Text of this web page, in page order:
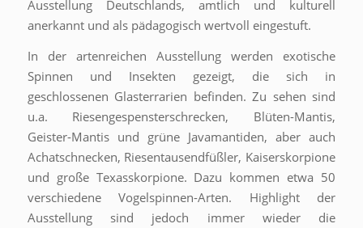
Ausstellung Deutschlands, amtlich und kulturell
anerkannt und als pädagogisch wertvoll eingestuft.
In der artenreichen Ausstellung werden exotische
Spinnen und Insekten gezeigt, die sich in
geschlossenen Glasterrarien befinden. Zu sehen sind
u.a. Riesengespensterschrecken, Blüten-Mantis,
Geister-Mantis und grüne Javamantiden, aber auch
Achatschnecken, Riesentausendfüßler, Kaiserskorpione
und große Texasskorpione. Dazu kommen etwa 50
verschiedene Vogelspinnen-Arten. Highlight der
Ausstellung sind jedoch immer wieder die